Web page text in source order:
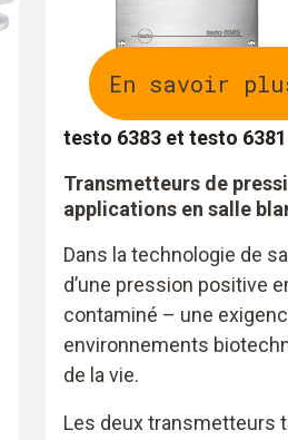
En savoir
testo 6383 et testo 6381
Transmetteurs de
applications en salle
Dans la technologie de
d’une pression positive
contaminé – une
environnements
de la vie.
Les deux transmetteurs